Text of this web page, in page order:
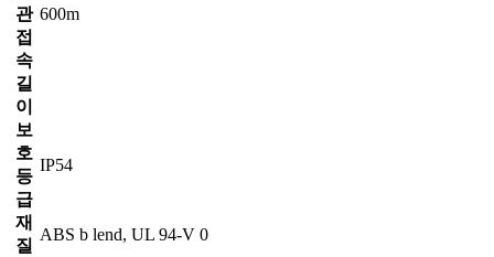
관
접
속
길
이
600m
보
호
등
급
IP54
재
질
ABS b lend, UL 94-V 0